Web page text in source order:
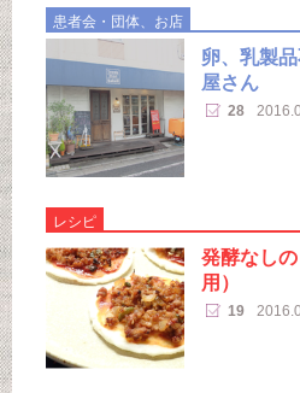
患者会・団体、お店
卵、乳製
屋さん
28
レシピ
発酵なし
用）
19